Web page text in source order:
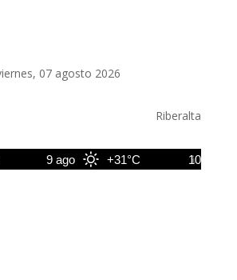
07 agosto 2026
Riberalta
9 ago +31°C 10 ago